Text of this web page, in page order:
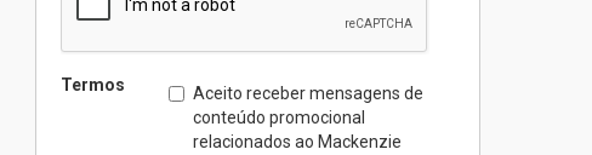
Transformadora reúne
docentes para debater
inovação e desafios da
04.08.2026
Termos
Aceito receber mensagens de
conteúdo promocional
relacionados ao Mackenzie